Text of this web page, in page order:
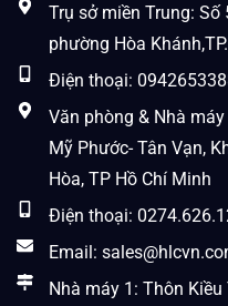
Trụ sở miền Trung:
phường Hòa
Điện thoại:
Văn phòng & Nhà
Mỹ Phước- Tân Vạn,
Hòa, TP Hồ Chí Minh
Điện thoại:
Email:
Nhà máy 1: Thôn